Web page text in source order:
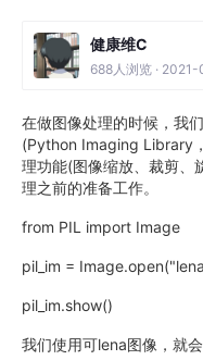
健康维C
688人浏览 ·
在做图像处理的时候，我
(Python Imaging Library
理功能(图像缩放、裁剪、
理之前的准备工作。
from PIL import Image
pil_im =
pil_im.show()
我们使用可lena图像，就